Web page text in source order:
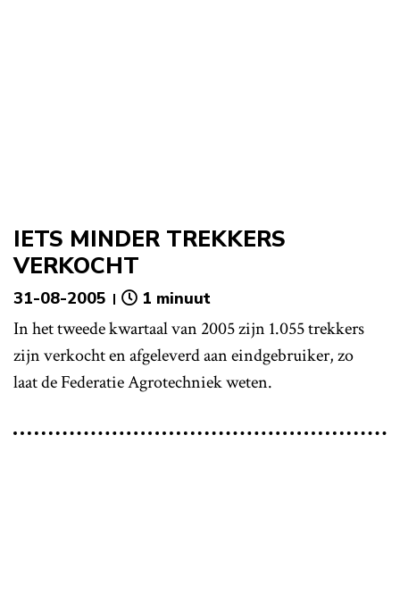
IETS MINDER TREKKERS
VERKOCHT
31-08-2005 1 minuut
In het tweede kwartaal van 2005 zijn 1.055 trekkers
zijn verkocht en afgeleverd aan eindgebruiker, zo
laat de Federatie Agrotechniek weten.